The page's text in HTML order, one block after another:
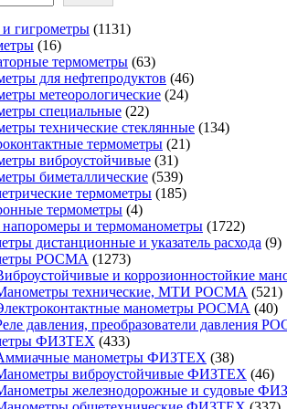
гигрометры 11311131
1616
товаров
термометры 6363
товара
для нефтепродуктов 4646
метеорологические 2424
специальные 2222
товара
технические стеклянные 134134
термометры 2121
виброустойчивые 3131
товар
биметаллические 539539
товаров
термометры 185185
термометры 44
товара
и термоманометры 17221722
товара
дистанционные и указатель расхода 99
РОСМА 12731273
товара
и коррозионностойкие
технические, МТИ РОСМА 521
манометры РОСМА 4040
давления, преобразователи давления
ФИЗТЕХ 433433
товара
манометры ФИЗТЕХ 3838
товаров
виброустойчивые ФИЗТЕХ 4646
железнодорожные и судовые